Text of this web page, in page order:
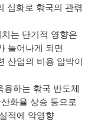
심화로 핚국의 관렦
는 단기적 영향은
늘어나게 되면
산업의 비용 압박이
하는 핚국 반도체
화율 상승 등으로
적에 악영향